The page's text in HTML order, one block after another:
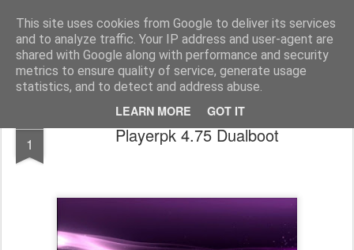
This site uses cookies from Google to deliver its services
and to analyze traffic. Your IP address and user-agent are
shared with Google along with performance and security
metrics to ensure quality of service, generate usage
statistics, and to detect and address abuse.
LEARN MORE GOT IT
www.psjailbreak.gr Καλωσήρθατε στο No1 site για τις κονσόλες Playstation στην Ελλάδα
Pages
1 Playerpk 4.75 Dualboot